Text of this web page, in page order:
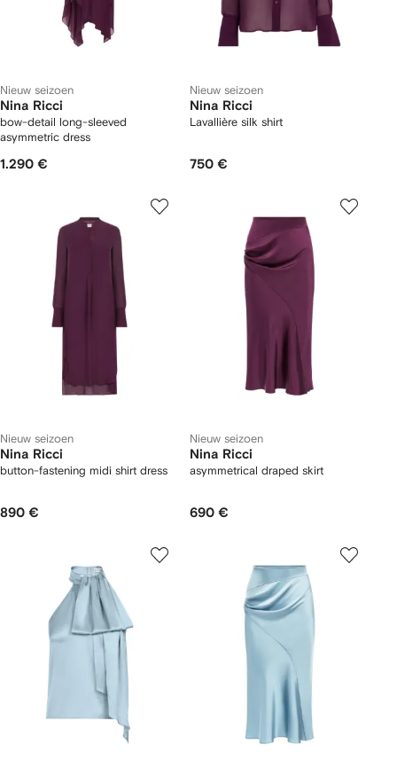
Nieuw seizoen
Nina Ricci
bow-detail long-sleeved
asymmetric dress
1.290 €
Nieuw seizoen
Nina Ricci
Lavallière silk shirt
750 €
Nieuw seizoen
Nina Ricci
button-fastening midi shirt dress
890 €
Nieuw seizoen
Nina Ricci
asymmetrical draped skirt
690 €